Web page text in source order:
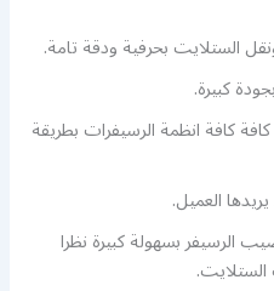
الستلايت بحرفية ودقة تامة.
كبيرة.
كافة انظمة الرسيفرات بطريقة
العميل.
الرسيفر بسهولة كبيرة نظرا
الستلايت.